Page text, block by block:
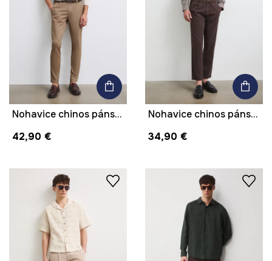
Nohavice chinos pánske bavlnené s elastanom
42,90 €
Nohavice chinos pánske s prímesou ľanu
34,90 €